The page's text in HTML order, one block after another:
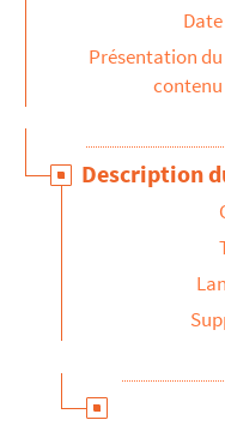
Date
Présentation du
contenu
Description